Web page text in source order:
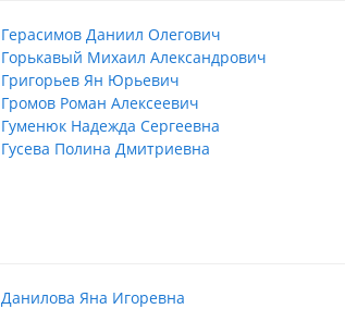
Герасимов Даниил Олегович
Горькавый Михаил Александрович
Григорьев Ян Юрьевич
Громов Роман Алексеевич
Гуменюк Надежда Сергеевна
Гусева Полина Дмитриевна
Данилова Яна Игоревна